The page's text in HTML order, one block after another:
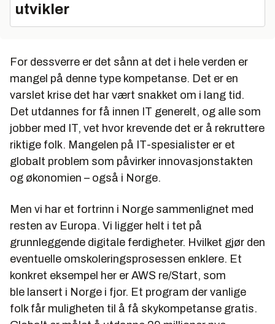
utvikler
For dessverre er det sånn at det i hele verden er
mangel på denne type kompetanse. Det er en
varslet krise det har vært snakket om i lang tid.
Det utdannes for få innen IT generelt, og alle som
jobber med IT, vet hvor krevende det er å rekruttere
riktige folk. Mangelen på IT-spesialister er et
globalt problem som påvirker innovasjonstakten
og økonomien – også i Norge.
Men vi har et fortrinn i Norge sammenlignet med
resten av Europa. Vi ligger helt i tet på
grunnleggende digitale ferdigheter. Hvilket gjør den
eventuelle omskoleringsprosessen enklere. Et
konkret eksempel her er AWS re/Start, som
ble lansert i Norge i fjor. Et program der vanlige
folk får muligheten til å få skykompetanse gratis.